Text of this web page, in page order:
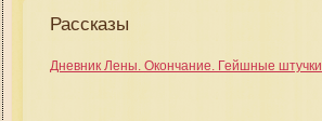
Рассказы
Дневник Лены. Окончание. Гейшные штучки